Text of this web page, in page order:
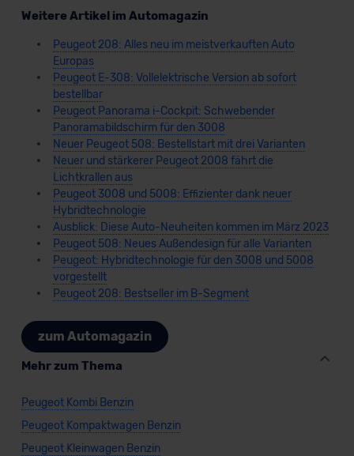
Weitere Artikel im Automagazin
Peugeot 208: Alles neu im meistverkauften Auto
Europas
Peugeot E-308: Vollelektrische Version ab sofort
bestellbar
Peugeot Panorama i-Cockpit: Schwebender
Panoramabildschirm für den 3008
Neuer Peugeot 508: Bestellstart mit drei Varianten
Neuer und stärkerer Peugeot 2008 fährt die
Lichtkrallen aus
Peugeot 3008 und 5008: Effizienter dank neuer
Hybridtechnologie
Ausblick: Diese Auto-Neuheiten kommen im März 2023
Peugeot 508: Neues Außendesign für alle Varianten
Peugeot: Hybridtechnologie für den 3008 und 5008
vorgestellt
Peugeot 208: Bestseller im B-Segment
zum Automagazin
Mehr zum Thema
Peugeot Kombi Benzin
Peugeot Kompaktwagen Benzin
Peugeot Kleinwagen Benzin